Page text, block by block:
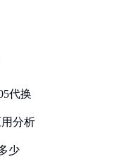
代换
分析
少